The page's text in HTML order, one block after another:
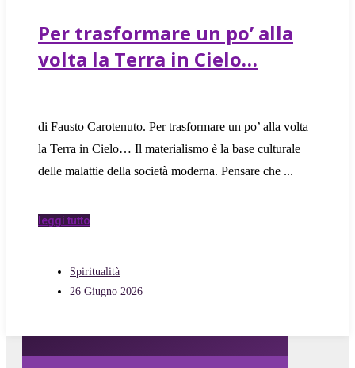
Per trasformare un po’ alla
volta la Terra in Cielo…
di Fausto Carotenuto. Per trasformare un po’ alla volta
la Terra in Cielo… Il materialismo è la base culturale
delle malattie della società moderna. Pensare che
leggi tutto
Spiritualità
26 Giugno 2026